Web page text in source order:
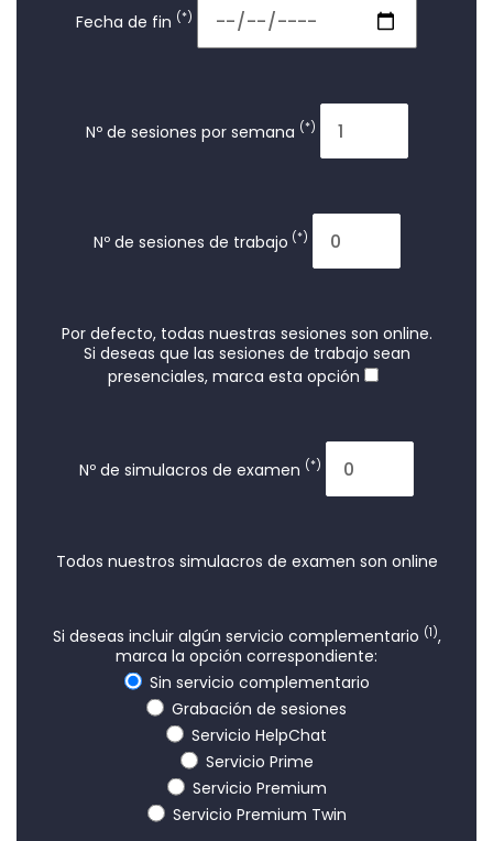
Fecha de fin (*)
Nº de sesiones por semana (*)
Nº de sesiones de trabajo (*)
Por defecto, todas nuestras sesiones son online.
Si deseas que las sesiones de trabajo sean
presenciales, marca esta opción
Nº de simulacros de examen (*)
Todos nuestros simulacros de examen son online
Si deseas incluir algún servicio complementario (1),
marca la opción correspondiente:
Sin servicio complementario
Grabación de sesiones
Servicio HelpChat
Servicio Prime
Servicio Premium
Servicio Premium Twin